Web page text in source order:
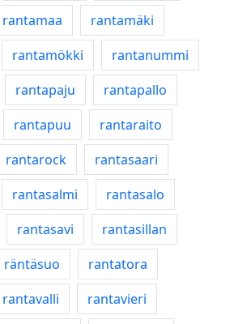
rantamaa
rantamäki
rantamökki
rantanummi
rantapaju
rantapallo
rantapuu
rantaraito
rantarock
rantasaari
rantasalmi
rantasalo
rantasavi
rantasillan
räntäsuo
rantatora
rantavalli
rantavieri